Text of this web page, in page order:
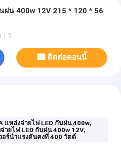
ฝน 400w 12V 215 * 120 * 56
1
ติดต่อตอนนี้
แหล่งจ่ายไฟ LED กันฝน 400w,
ายไฟ LED กันฝน 400w 12V,
อร์นำแรงดันคงที่ 400 วัตต์